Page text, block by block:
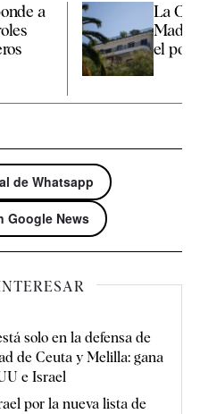
a
La
el
de Whatsapp
Google News
solo en la defensa de
de Ceuta y Melilla: gana
e Israel
por la nueva lista de